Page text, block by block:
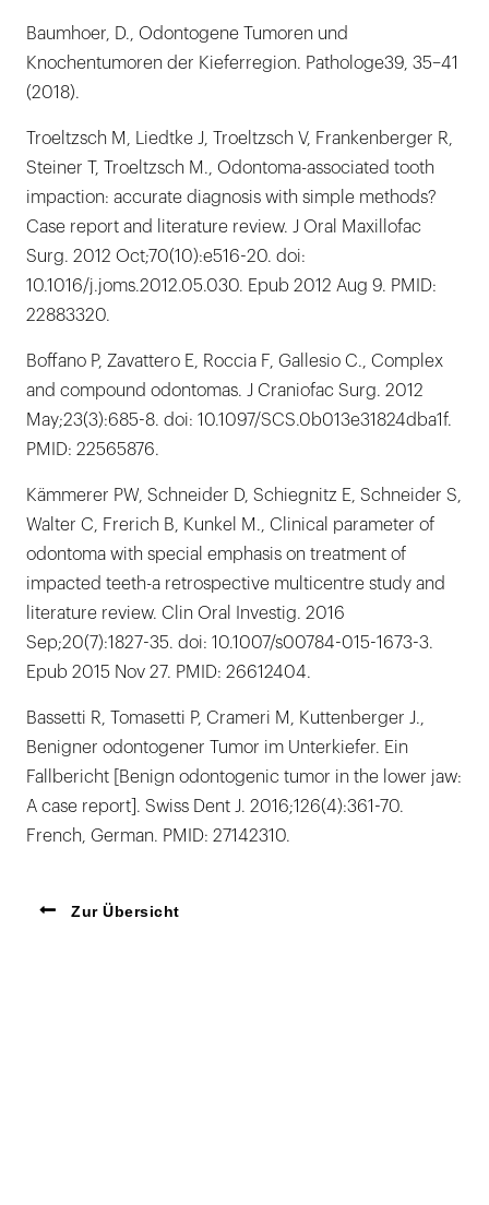
Baumhoer, D., Odontogene Tumoren und
Knochentumoren der Kieferregion. Pathologe39, 35–41
(2018).
Troeltzsch M, Liedtke J, Troeltzsch V, Frankenberger R,
Steiner T, Troeltzsch M., Odontoma-associated tooth
impaction: accurate diagnosis with simple methods?
Case report and literature review. J Oral Maxillofac
Surg. 2012 Oct;70(10):e516-20. doi:
10.1016/j.joms.2012.05.030. Epub 2012 Aug 9. PMID:
22883320.
Boffano P, Zavattero E, Roccia F, Gallesio C., Complex
and compound odontomas. J Craniofac Surg. 2012
May;23(3):685-8. doi: 10.1097/SCS.0b013e31824dba1f.
PMID: 22565876.
Kämmerer PW, Schneider D, Schiegnitz E, Schneider S,
Walter C, Frerich B, Kunkel M., Clinical parameter of
odontoma with special emphasis on treatment of
impacted teeth-a retrospective multicentre study and
literature review. Clin Oral Investig. 2016
Sep;20(7):1827-35. doi: 10.1007/s00784-015-1673-3.
Epub 2015 Nov 27. PMID: 26612404.
Bassetti R, Tomasetti P, Crameri M, Kuttenberger J.,
Benigner odontogener Tumor im Unterkiefer. Ein
Fallbericht [Benign odontogenic tumor in the lower jaw:
A case report]. Swiss Dent J. 2016;126(4):361-70.
French, German. PMID: 27142310.
Zur Übersicht